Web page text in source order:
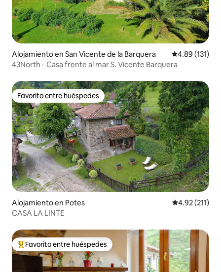
Alojamiento en San Vicente de la Barquera Calificación
4.89 (131)
43North - Casa frente al mar S. Vicente Barquera
Favorito entre huéspedes
Favorito entre huéspedes
Alojamiento en Potes Calificación
4.92 (211)
CASA LA LINTE
Favorito entre huéspedes preferido
Favorito entre huéspedes